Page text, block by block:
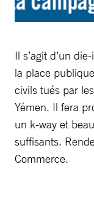
Il s’agit d’un
la place
civils tués par
Yémen. Il fera
un k-way et
suffisants.
Commerce.